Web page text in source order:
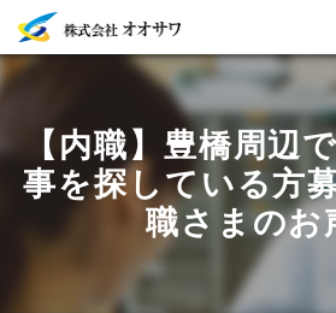
【内職】豊橋周辺
事を探している方
職さまのお